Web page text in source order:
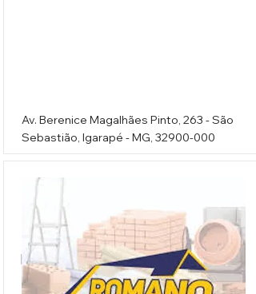
Av. Berenice Magalhães Pinto, 263 - São
Sebastião, Igarapé - MG, 32900-000
Romano Ferragens